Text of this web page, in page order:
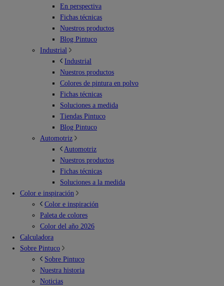
En perspectiva
Fichas técnicas
Nuestros productos
Blog Pintuco
Industrial
Industrial
Nuestros productos
Colores de pintura en polvo
Fichas técnicas
Soluciones a medida
Tiendas Pintuco
Blog Pintuco
Automotriz
Automotriz
Nuestros productos
Fichas técnicas
Soluciones a la medida
Color e inspiración
Color e inspiración
Paleta de colores
Color del año 2026
Calculadora
Sobre Pintuco
Sobre Pintuco
Nuestra historia
Noticias